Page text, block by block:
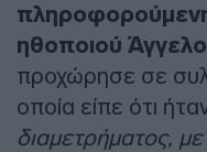
ηθοποιού
προχώρησε σε
οποία είπε ότι
διαμετρήματος,